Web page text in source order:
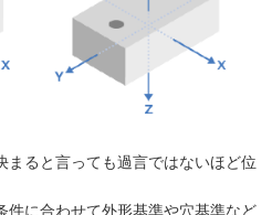
まると言っても過言ではないほど位
件に合わせて外形基準や穴基準など